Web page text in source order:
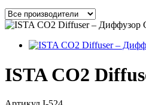
ISTA CO2